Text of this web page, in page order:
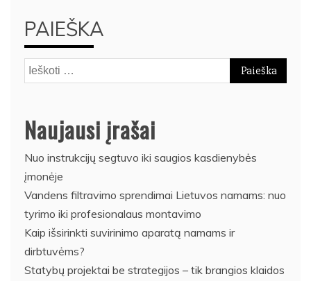
PAIEŠKA
Ieškoti:
Naujausi įrašai
Nuo instrukcijų segtuvo iki saugios kasdienybės
įmonėje
Vandens filtravimo sprendimai Lietuvos namams: nuo
tyrimo iki profesionalaus montavimo
Kaip išsirinkti suvirinimo aparatą namams ir
dirbtuvėms?
Statybų projektai be strategijos – tik brangios klaidos